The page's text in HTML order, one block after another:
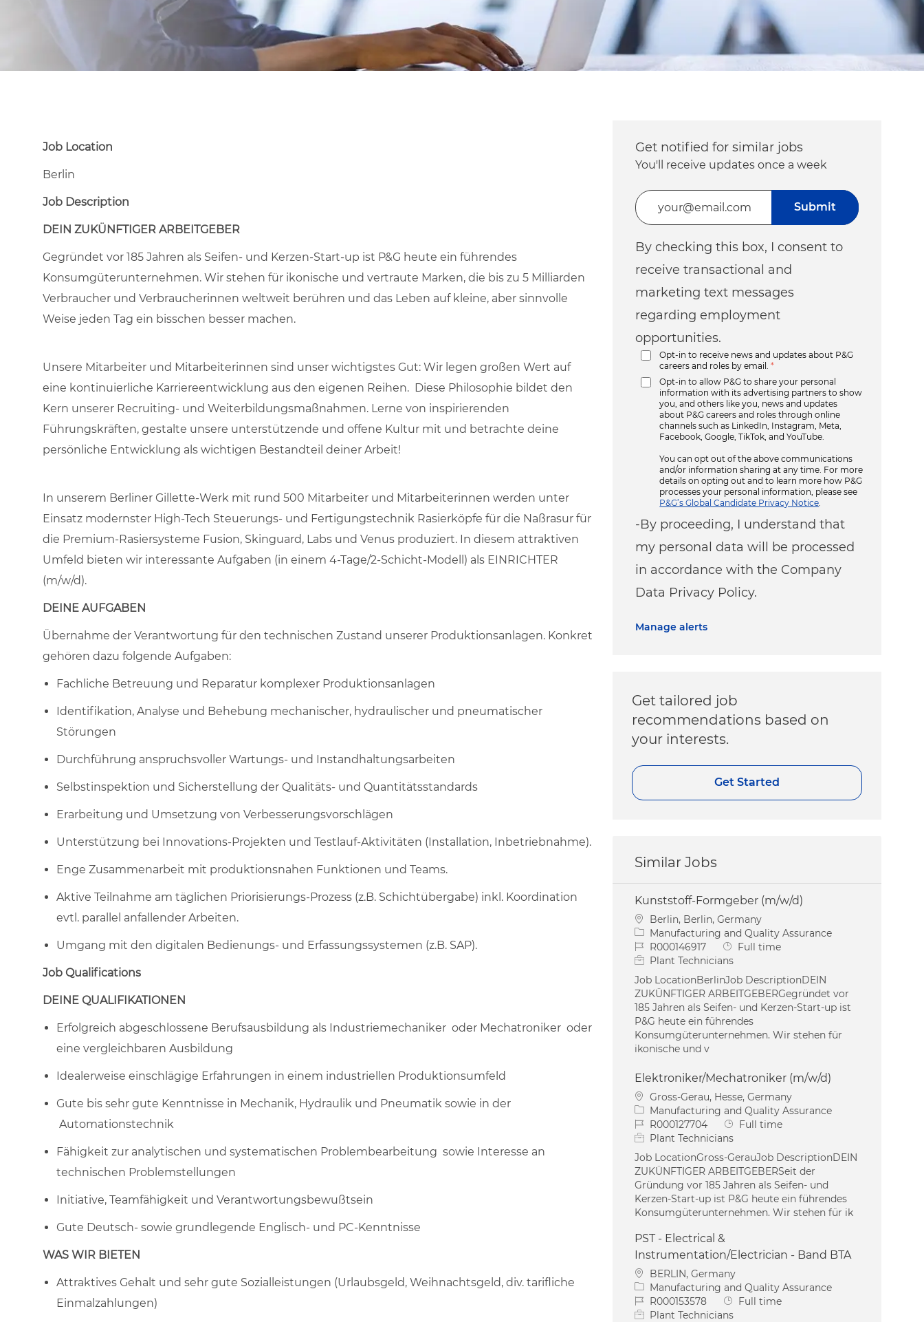
Job Location
Berlin
Job Description
DEIN ZUKÜNFTIGER ARBEITGEBER
Gegründet vor 185 Jahren als Seifen- und Kerzen-Start-up ist P&G heute ein führendes
Konsumgüterunternehmen. Wir stehen für ikonische und vertraute Marken, die bis zu 5 Milliarden
Verbraucher und Verbraucherinnen weltweit berühren und das Leben auf kleine, aber sinnvolle
Weise jeden Tag ein bisschen besser machen.
Unsere Mitarbeiter und Mitarbeiterinnen sind unser wichtigstes Gut: Wir legen großen Wert auf
eine kontinuierliche Karriereentwicklung aus den eigenen Reihen. Diese Philosophie bildet den
Kern unserer Recruiting- und Weiterbildungsmaßnahmen. Lerne von inspirierenden
Führungskräften, gestalte unsere unterstützende und offene Kultur mit und betrachte deine
persönliche Entwicklung als wichtigen Bestandteil deiner Arbeit!
In unserem Berliner Gillette-Werk mit rund 500 Mitarbeiter und Mitarbeiterinnen werden unter
Einsatz modernster High-Tech Steuerungs- und Fertigungstechnik Rasierköpfe für die Naßrasur für
die Premium-Rasiersysteme Fusion, Skinguard, Labs und Venus produziert. In diesem attraktiven
Umfeld bieten wir interessante Aufgaben (in einem 4-Tage/2-Schicht-Modell) als EINRICHTER
(m/w/d).
DEINE AUFGABEN
Übernahme der Verantwortung für den technischen Zustand unserer Produktionsanlagen. Konkret
gehören dazu folgende Aufgaben:
Fachliche Betreuung und Reparatur komplexer Produktionsanlagen
Identifikation, Analyse und Behebung mechanischer, hydraulischer und pneumatischer
Störungen
Durchführung anspruchsvoller Wartungs- und Instandhaltungsarbeiten
Selbstinspektion und Sicherstellung der Qualitäts- und Quantitätsstandards
Erarbeitung und Umsetzung von Verbesserungsvorschlägen
Unterstützung bei Innovations-Projekten und Testlauf-Aktivitäten (Installation, Inbetriebnahme).
Enge Zusammenarbeit mit produktionsnahen Funktionen und Teams.
Aktive Teilnahme am täglichen Priorisierungs-Prozess (z.B. Schichtübergabe) inkl. Koordination
evtl. parallel anfallender Arbeiten.
Umgang mit den digitalen Bedienungs- und Erfassungssystemen (z.B. SAP).
Job Qualifications
DEINE QUALIFIKATIONEN
Erfolgreich abgeschlossene Berufsausbildung als Industriemechaniker oder Mechatroniker oder
eine vergleichbaren Ausbildung
Idealerweise einschlägige Erfahrungen in einem industriellen Produktionsumfeld
Gute bis sehr gute Kenntnisse in Mechanik, Hydraulik und Pneumatik sowie in der
Automationstechnik
Fähigkeit zur analytischen und systematischen Problembearbeitung sowie Interesse an
technischen Problemstellungen
Initiative, Teamfähigkeit und Verantwortungsbewußtsein
Gute Deutsch- sowie grundlegende Englisch- und PC-Kenntnisse
WAS WIR BIETEN
Attraktives Gehalt und sehr gute Sozialleistungen (Urlaubsgeld, Weihnachtsgeld, div. tarifliche
Einmalzahlungen)
Get notified for similar jobs
You'll receive updates once a week
Enter Email address (Required)
By checking this box, I consent to
receive transactional and
marketing text messages
regarding employment
opportunities.
Opt-in to receive news and updates about P&G
careers and roles by email.
*
Opt-in to allow P&G to share your personal
information with its advertising partners to show
you, and others like you, news and updates
about P&G careers and roles through online
channels such as LinkedIn, Instagram, Meta,
Facebook, Google, TikTok, and YouTube.
You can opt out of the above communications
and/or information sharing at any time. For more
details on opting out and to learn more how P&G
processes your personal information, please see
P&G’s Global Candidate Privacy Notice
-By proceeding, I understand that
my personal data will be processed
in accordance with the Company
Data Privacy Policy.
Submit
Manage alerts
Get tailored job
recommendations based on
your interests.
Get Started
Similar Jobs
Kunststoff-Formgeber (m/w/d)
Location
Berlin, Berlin, Germany
Category
Manufacturing and Quality Assurance
Job IdR000146917 Job Type
Full time
Plant Technicians
Job LocationBerlinJob DescriptionDEIN
ZUKÜNFTIGER ARBEITGEBERGegründet vor
185 Jahren als Seifen- und Kerzen-Start-up ist
P&G heute ein führendes
Konsumgüterunternehmen. Wir stehen für
ikonische und v
Elektroniker/Mechatroniker (m/w/d)
Location
Gross-Gerau, Hesse, Germany
Category
Manufacturing and Quality Assurance
Job IdR000127704 Job Type
Full time
Plant Technicians
Job LocationGross-GerauJob DescriptionDEIN
ZUKÜNFTIGER ARBEITGEBERSeit der
Gründung vor 185 Jahren als Seifen- und
Kerzen-Start-up ist P&G heute ein führendes
Konsumgüterunternehmen. Wir stehen für ik
PST - Electrical &
Instrumentation/Electrician - Band BTA
Location
BERLIN, Germany
Category
Manufacturing and Quality Assurance
Job IdR000153578 Job Type
Full time
Plant Technicians